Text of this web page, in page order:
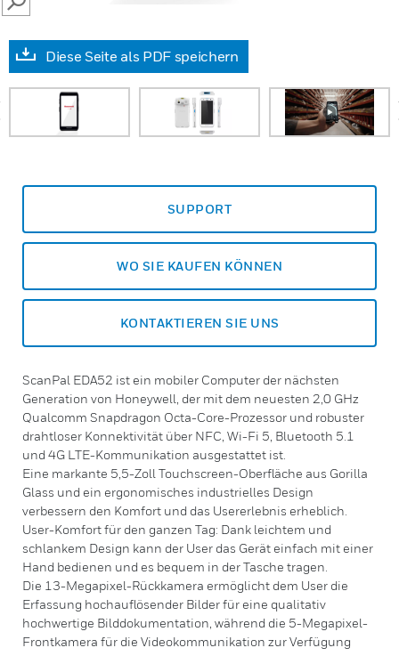
SEARCH
Diese Seite als PDF speichern
SUPPORT
WO SIE KAUFEN KÖNNEN
KONTAKTIEREN SIE UNS
ScanPal EDA52 ist ein mobiler Computer der nächsten
Generation von Honeywell, der mit dem neuesten 2,0 GHz
Qualcomm Snapdragon Octa-Core-Prozessor und robuster
drahtloser Konnektivität über NFC, Wi-Fi 5, Bluetooth 5.1
und 4G LTE-Kommunikation ausgestattet ist.
Eine markante 5,5-Zoll Touchscreen-Oberfläche aus Gorilla
Glass und ein ergonomisches industrielles Design
verbessern den Komfort und das Usererlebnis erheblich.
User-Komfort für den ganzen Tag: Dank leichtem und
schlankem Design kann der User das Gerät einfach mit einer
Hand bedienen und es bequem in der Tasche tragen.
Die 13-Megapixel-Rückkamera ermöglicht dem User die
Erfassung hochauflösender Bilder für eine qualitativ
hochwertige Bilddokumentation, während die 5-Megapixel-
Frontkamera für die Videokommunikation zur Verfügung